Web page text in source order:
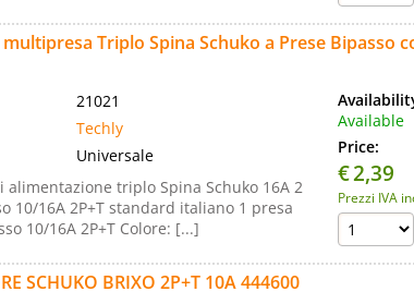
Triplo Spina Schuko a Prese Bipasso
21021
Techly
Universale
alimentazione triplo Spina Schuko 16A 2
10/16A 2P+T standard italiano 1 presa
10/16A 2P+T Colore: [...]
Available
Price:
€2,39
Prezzi IVA
SCHUKO BRIXO 2P+T 10A 444600